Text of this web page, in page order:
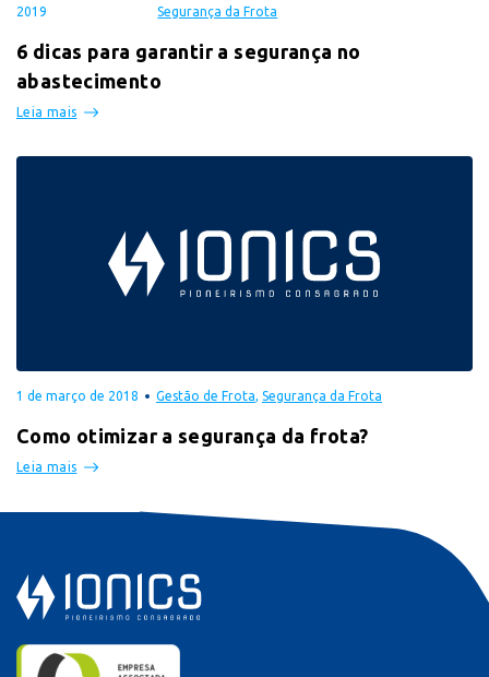
2019
Segurança da Frota
6 dicas para garantir a segurança no
abastecimento
Leia mais
1 de março de 2018 Gestão de Frota, Segurança da Frota
Como otimizar a segurança da frota?
Leia mais